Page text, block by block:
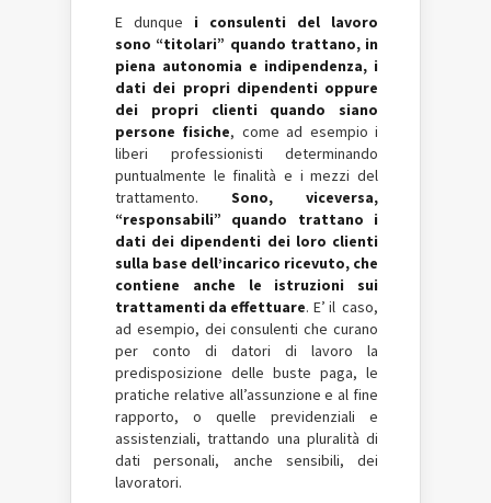
E dunque i consulenti del lavoro
sono “titolari” quando trattano, in
piena autonomia e indipendenza, i
dati dei propri dipendenti oppure
dei propri clienti quando siano
persone fisiche, come ad esempio i
liberi professionisti determinando
puntualmente le finalità e i mezzi del
trattamento. Sono, viceversa,
“responsabili” quando trattano i
dati dei dipendenti dei loro clienti
sulla base dell’incarico ricevuto, che
contiene anche le istruzioni sui
trattamenti da effettuare. E’ il caso,
ad esempio, dei consulenti che curano
per conto di datori di lavoro la
predisposizione delle buste paga, le
pratiche relative all’assunzione e al fine
rapporto, o quelle previdenziali e
assistenziali, trattando una pluralità di
dati personali, anche sensibili, dei
lavoratori.